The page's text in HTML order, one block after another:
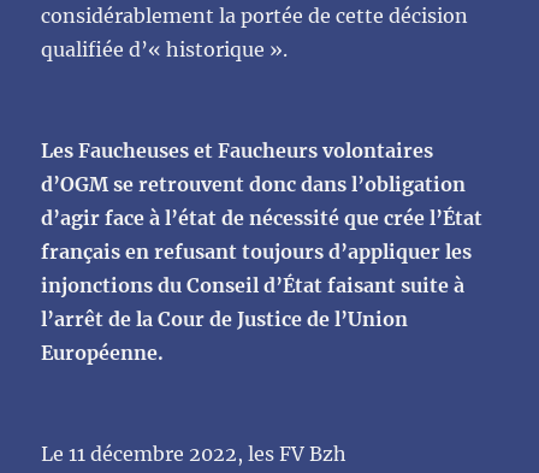
considérablement la portée decette décision
qualifiée d’« historique ».
Les Faucheuses et Faucheurs volontaires
d’OGM se retrouvent donc dans l’obligation
d’agir face àl’état de nécessité que crée l’État
français en refusant toujours d’appliquer les
injonctions duConseil d’État faisant suite à
l’arrêt de la Cour de Justice de l’Union
Européenne.
Le 11 décembre 2022, les FV Bzh